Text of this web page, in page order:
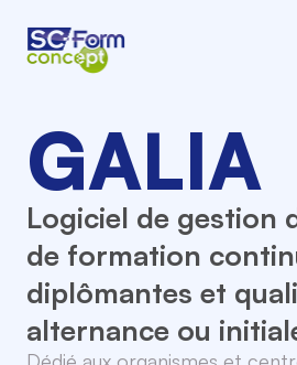
GALIA
Logiciel de gestion
de formation
diplômantes et
alternance ou